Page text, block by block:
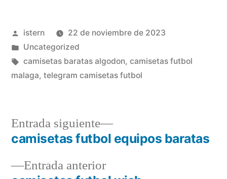
Publicado
por
istern
22 de noviembre de 2023
Publicado
en
Uncategorized
Etiquetas:
camisetas baratas algodon, camisetas futbol
malaga, telegram camisetas futbol
Navegación
deEntrada anteriorEntrada
Entrada siguiente
Entrada
siguiente:
camisetas futbol equipos baratas